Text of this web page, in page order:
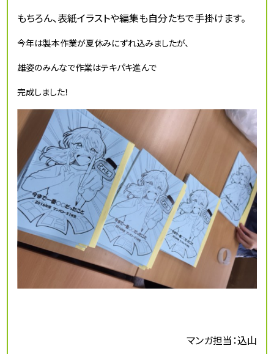
もちろん、表紙イラストや編集も自分たちで手掛けます。
今年は製本作業が夏休みにずれ込みましたが、
雄姿のみんなで作業はテキパキ進んで
完成しました！
マンガ担当：込山